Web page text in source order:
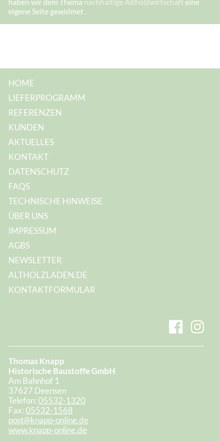
s
e
eigene Seite gewidmet .
HOME
LIEFERPROGRAMM
REFERENZEN
KUNDEN
AKTUELLES
KONTAKT
DATENSCHUTZ
FAQS
TECHNISCHE HINWEISE
ÜBER UNS
IMPRESSUM
AGBS
NEWSLETTER
ALTHOLZLADEN.DE
KONTAKTFORMULAR
Thomas Knapp
Historische Baustoffe GmbH
Am Bahnhof 1
37627 Deensen
Telefon:05532-1320
Fax:05532-1568
post@knapp-online.de
www.knapp-online.de